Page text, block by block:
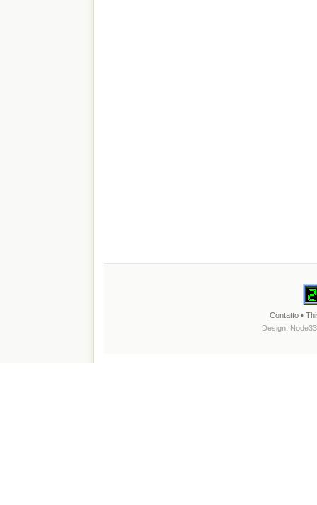
Contatto•
Design: Node33